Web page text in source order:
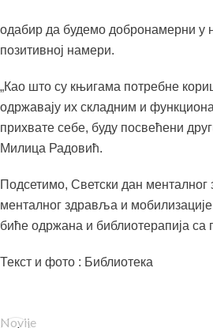
одабир да будемо добронамерни у
позитивној намери.
„Као што су књигама потребне
одржавају их складним и
прихвате себе, буду посвећени
Милица Радовић.
Подсетимо, Светски дан
менталног здравља и
биће одржана и библиотерапија са
Текст и фото : Библиотека
Novije